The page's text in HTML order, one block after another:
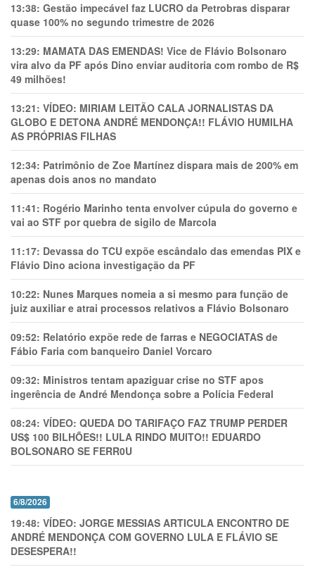
13:38: Gestão impecável faz LUCRO da Petrobras disparar
quase 100% no segundo trimestre de 2026
13:29: MAMATA DAS EMENDAS! Vice de Flávio Bolsonaro
vira alvo da PF após Dino enviar auditoria com rombo de R$
49 milhões!
13:21: VÍDEO: MIRIAM LEITÃO CALA JORNALISTAS DA
GLOBO E DETONA ANDRÉ MENDONÇA!! FLÁVIO HUMILHA
AS PRÓPRIAS FILHAS
12:34: Patrimônio de Zoe Martínez dispara mais de 200% em
apenas dois anos no mandato
11:41: Rogério Marinho tenta envolver cúpula do governo e
vai ao STF por quebra de sigilo de Marcola
11:17: Devassa do TCU expõe escândalo das emendas PIX e
Flávio Dino aciona investigação da PF
10:22: Nunes Marques nomeia a si mesmo para função de
juiz auxiliar e atrai processos relativos a Flávio Bolsonaro
09:52: Relatório expõe rede de farras e NEGOCIATAS de
Fábio Faria com banqueiro Daniel Vorcaro
09:32: Ministros tentam apaziguar crise no STF apos
ingerência de André Mendonça sobre a Polícia Federal
08:24: VÍDEO: QUEDA DO TARIFAÇO FAZ TRUMP PERDER
US$ 100 BILHÕES!! LULA RINDO MUITO!! EDUARDO
BOLSONARO SE FERR0U
6/8/2026
19:48: VÍDEO: JORGE MESSIAS ARTICULA ENCONTRO DE
ANDRÉ MENDONÇA COM GOVERNO LULA E FLÁVIO SE
DESESPERA!!